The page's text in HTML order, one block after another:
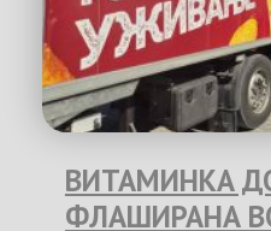
ВИТАМИНКА
ФЛАШИРАНА